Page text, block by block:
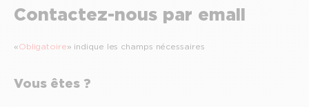
Contactez-nous par email
«Obligatoire» indique les champs nécessaires
Vous êtes ?